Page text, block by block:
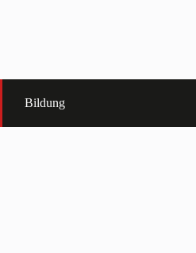
Bildung